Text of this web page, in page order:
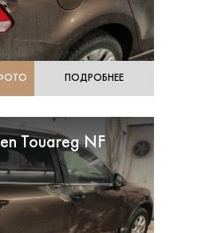
ПОДРОБНЕЕ
Touareg NF